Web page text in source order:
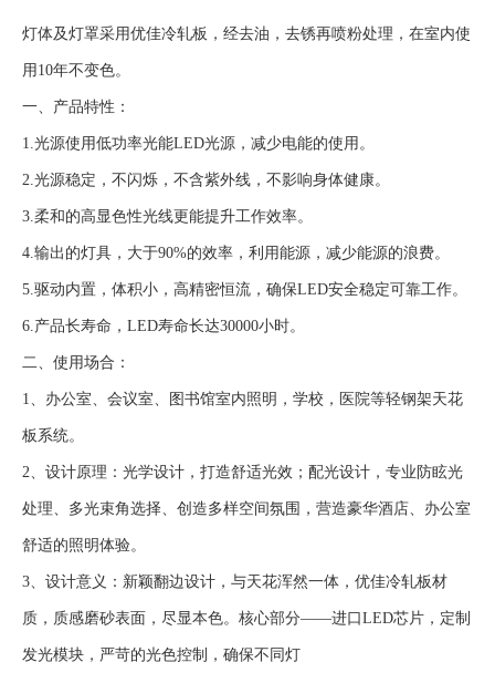
灯体及灯罩采用优佳冷轧板，经去油，去锈再喷粉处理，在室内使
用10年不变色。
一、产品特性：
1.光源使用低功率光能LED光源，减少电能的使用。
2.光源稳定，不闪烁，不含紫外线，不影响身体健康。
3.柔和的高显色性光线更能提升工作效率。
4.输出的灯具，大于90%的效率，利用能源，减少能源的浪费。
5.驱动内置，体积小，高精密恒流，确保LED安全稳定可靠工作。
6.产品长寿命，LED寿命长达30000小时。
二、使用场合：
1、办公室、会议室、图书馆室内照明，学校，医院等轻钢架天花
板系统。
2、设计原理：光学设计，打造舒适光效；配光设计，专业防眩光
处理、多光束角选择、创造多样空间氛围，营造豪华酒店、办公室
舒适的照明体验。
3、设计意义：新颖翻边设计，与天花浑然一体，优佳冷轧板材
质，质感磨砂表面，尽显本色。核心部分——进口LED芯片，定制
发光模块，严苛的光色控制，确保不同灯